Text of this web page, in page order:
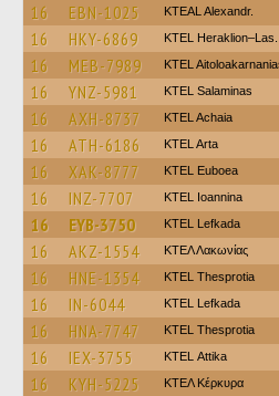
16 EBN-1025 KTEAL Alexandr.
16 HKY-6869 KTEL Heraklion–Las.
16 MEB-7989 KTEL
16 YNZ-5981 KTEL Salaminas
16 AXH-8737 KTEL Achaia
16 ATH-6186 KTEL Arta
16 XAK-8777 ΚΤΕL Euboea
16 INZ-7707 KTEL Ioannina
16 EYB-3750 KTEL Lefkada
16 AKZ-1554 ΚΤΕΛ Λακωνίας
16 HNE-1354 KTEL Thesprotia
16 IN-6044 KTEL Lefkada
16 HNA-7747 KTEL Thesprotia
16 IEX-3755 KΤΕL Αttika
16 KYH-5225 ΚΤΕΛ Κέρκυρα